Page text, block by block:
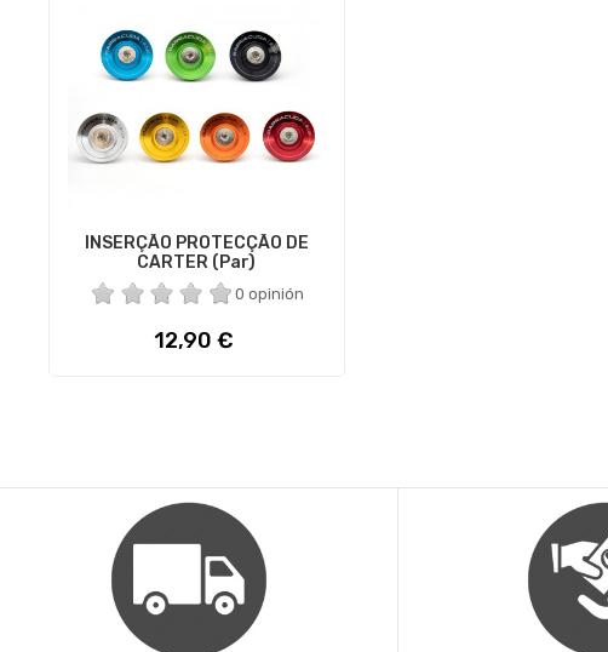
INSERÇÃO PROTECÇÃO DE
CARTER (par)
0 opinión
Preço
12,90 €